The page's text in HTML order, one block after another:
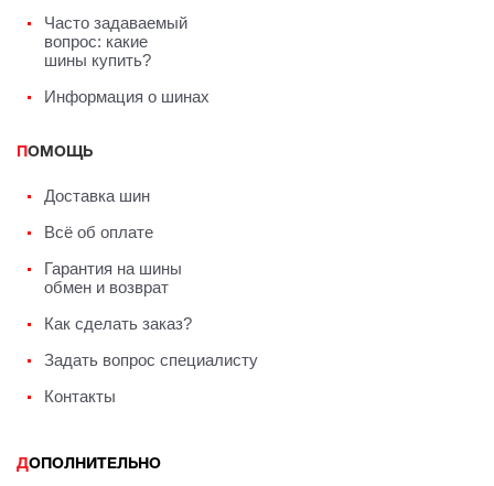
Часто задаваемый
вопрос: какие
шины купить?
Информация о шинах
ПОМОЩЬ
Доставка шин
Всё об оплате
Гарантия на шины
обмен и возврат
Как сделать заказ?
Задать вопрос специалисту
Контакты
ДОПОЛНИТЕЛЬНО